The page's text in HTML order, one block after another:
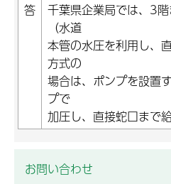
答
千葉県企業局では、3
（水道
本管の水圧を利用し、
方式の
場合は、ポンプを設置
プで
加圧し、直接蛇口まで
お問い合わせ